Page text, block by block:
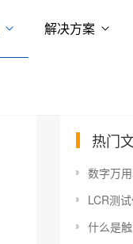
解决方案
热门
数字万
LCR测
什么是触发